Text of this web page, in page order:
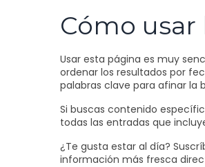
Cómo
Usar esta página es muy
ordenar los resultados por
palabras clave para afinar la
Si buscas contenido
todas las entradas que
¿Te gusta estar al día?
información más fresca